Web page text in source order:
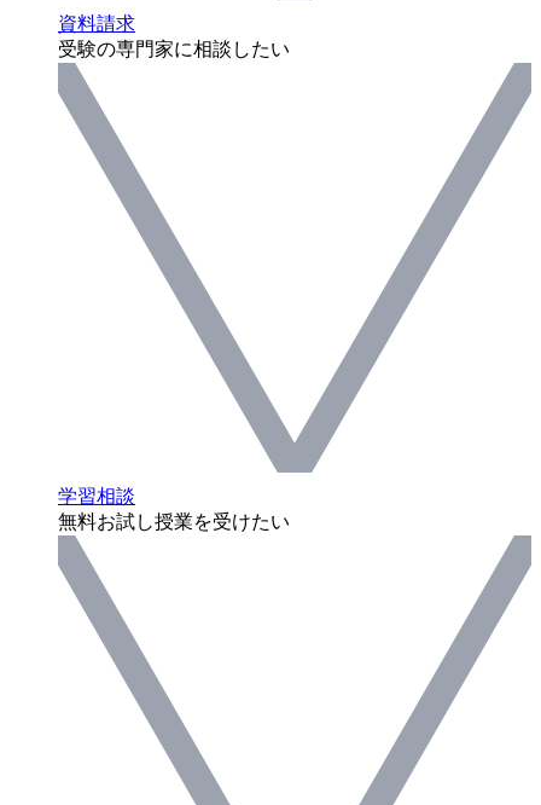
資料請求
受験の専門家に相談したい
学習相談
無料お試し授業を受けたい